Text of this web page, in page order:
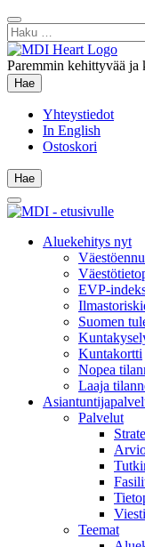
Siirry
sisältöön
Sulje
hae
Haku:
Paremmin kehittyvää ja
Hae
Hae
Yhteystiedot
In English
Ostoskori
Hae
Hae
Main
Menu
Aluekehitys nyt
EVP-
Suomen
Kuntakortti
Nopea
Laaja
Palvelut
Teemat